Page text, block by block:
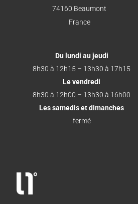
74160 Beaumont
France
Du lundi au jeudi
8h30 à 12h15 – 13h30 à 17h15
Le vendredi
8h30 à 12h00 – 13h30 à 16h00
Les samedis et dimanches
fermé